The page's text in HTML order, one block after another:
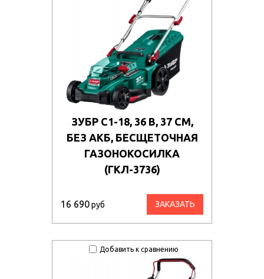
ЗУБР С1-18, 36 В, 37 СМ,
БЕЗ АКБ, БЕСЩЕТОЧНАЯ
ГАЗОНОКОСИЛКА
(ГКЛ-3736)
16 690руб ЗАКАЗАТЬ
Добавить к сравнению